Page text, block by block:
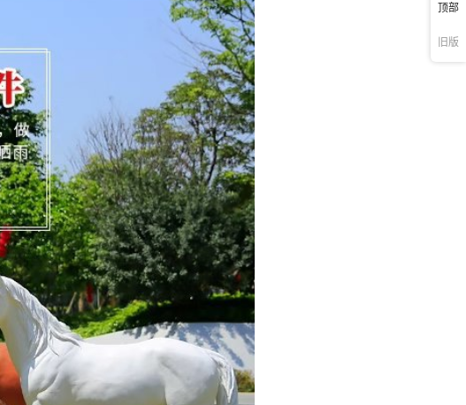
30
30
标准 30
标准 30
标准 30
标准 30
标准 30
标准 30
标准 30
标准 30
标准 30
顶部
旧版